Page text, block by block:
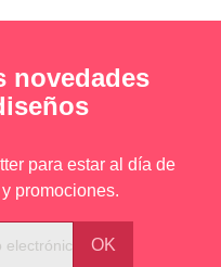
novedades
para estar al día de
promociones.